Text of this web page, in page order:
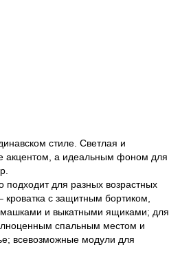
стиле. Светлая и
акцентом, а идеальным фоном для
подходит для разных возрастных
с защитным бортиком,
и выкатными ящиками; для
спальным местом и
всевозможные модули для